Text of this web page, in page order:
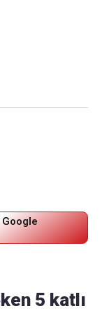
5 katlı